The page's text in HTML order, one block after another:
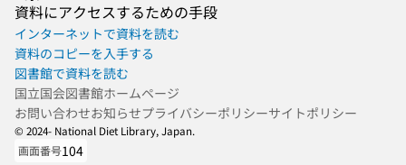
資料にアクセスするための手段
インターネットで資料を読む
資料のコピーを入手する
図書館で資料を読む
国立国会図書館ホームページ
お問い合わせお知らせプライバシーポリシーサイトポリシー
© 2024- National Diet Library, Japan.
画面番号104